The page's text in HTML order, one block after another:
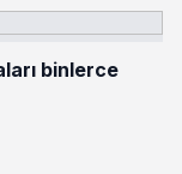
binlerce